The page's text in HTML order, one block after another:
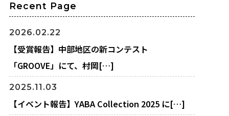
Recent Page
2026.02.22
【受賞報告】中部地区の新コンテスト
「GROOVE」にて、村岡[…]
2025.11.03
【イベント報告】YABA Collection 2025 に[…]